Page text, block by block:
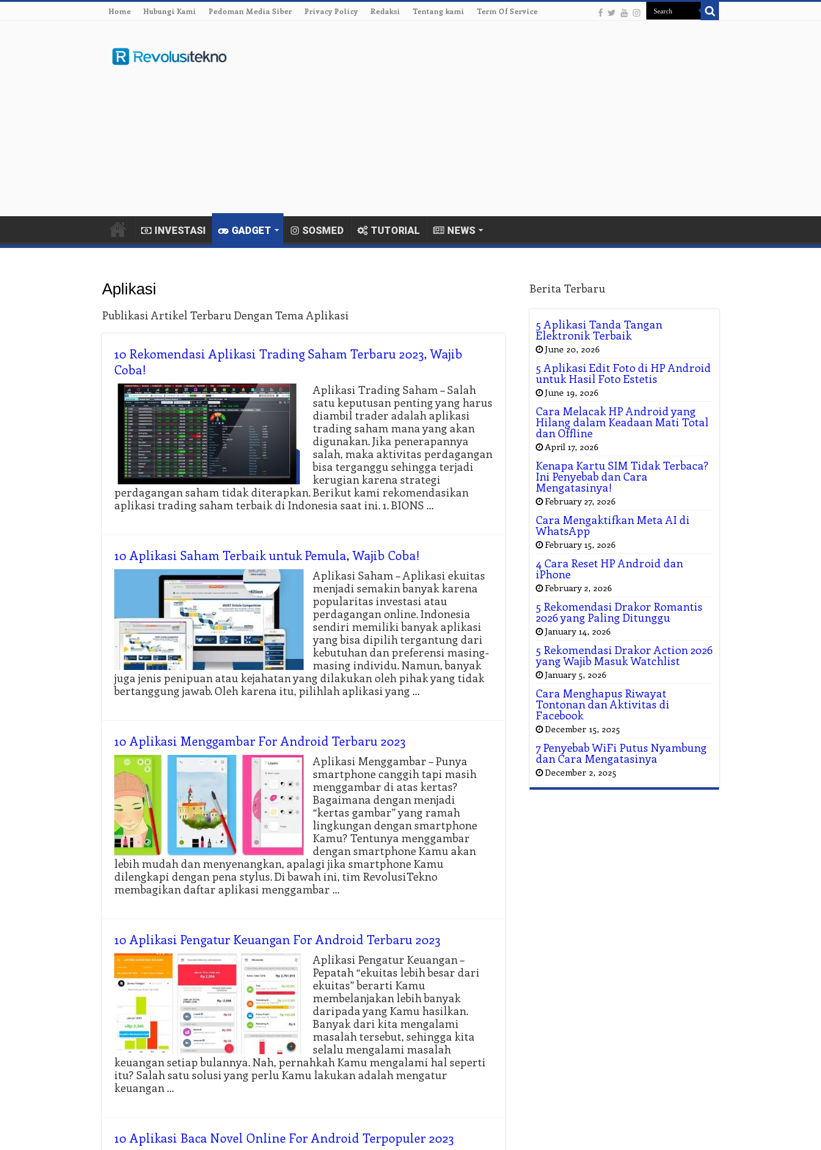
Home Hubungi Kami Pedoman Media Siber Privacy Policy Redaksi Tentang kami Term Of Service
INVESTASI GADGET SOSMED TUTORIAL NEWS
Aplikasi
Publikasi Artikel Terbaru Dengan Tema Aplikasi
10 Rekomendasi Aplikasi Trading Saham Terbaru 2023, Wajib
Coba!
Aplikasi Trading Saham – Salah
satu keputusan penting yang harus
diambil trader adalah aplikasi
trading saham mana yang akan
digunakan. Jika penerapannya
salah, maka aktivitas perdagangan
bisa terganggu sehingga terjadi
kerugian karena strategi
perdagangan saham tidak diterapkan. Berikut kami rekomendasikan
aplikasi trading saham terbaik di Indonesia saat ini. 1. BIONS …
10 Aplikasi Saham Terbaik untuk Pemula, Wajib Coba!
Aplikasi Saham – Aplikasi ekuitas
menjadi semakin banyak karena
popularitas investasi atau
perdagangan online. Indonesia
sendiri memiliki banyak aplikasi
yang bisa dipilih tergantung dari
kebutuhan dan preferensi masing-
masing individu. Namun, banyak
juga jenis penipuan atau kejahatan yang dilakukan oleh pihak yang tidak
bertanggung jawab. Oleh karena itu, pilihlah aplikasi yang …
10 Aplikasi Menggambar For Android Terbaru 2023
Aplikasi Menggambar – Punya
smartphone canggih tapi masih
menggambar di atas kertas?
Bagaimana dengan menjadi
“kertas gambar” yang ramah
lingkungan dengan smartphone
Kamu? Tentunya menggambar
dengan smartphone Kamu akan
lebih mudah dan menyenangkan, apalagi jika smartphone Kamu
dilengkapi dengan pena stylus. Di bawah ini, tim RevolusiTekno
membagikan daftar aplikasi menggambar …
10 Aplikasi Pengatur Keuangan For Android Terbaru 2023
Aplikasi Pengatur Keuangan –
Pepatah “ekuitas lebih besar dari
ekuitas” berarti Kamu
membelanjakan lebih banyak
daripada yang Kamu hasilkan.
Banyak dari kita mengalami
masalah tersebut, sehingga kita
selalu mengalami masalah
keuangan setiap bulannya. Nah, pernahkah Kamu mengalami hal seperti
itu? Salah satu solusi yang perlu Kamu lakukan adalah mengatur
keuangan …
10 Aplikasi Baca Novel Online For Android Terpopuler 2023
Berita Terbaru
5 Aplikasi Tanda Tangan
Elektronik Terbaik
June 20, 2026
5 Aplikasi Edit Foto di HP Android
untuk Hasil Foto Estetis
June 19, 2026
Cara Melacak HP Android yang
Hilang dalam Keadaan Mati Total
dan Offline
April 17, 2026
Kenapa Kartu SIM Tidak Terbaca?
Ini Penyebab dan Cara
Mengatasinya!
February 27, 2026
Cara Mengaktifkan Meta AI di
WhatsApp
February 15, 2026
4 Cara Reset HP Android dan
iPhone
February 2, 2026
5 Rekomendasi Drakor Romantis
2026 yang Paling Ditunggu
January 14, 2026
5 Rekomendasi Drakor Action 2026
yang Wajib Masuk Watchlist
January 5, 2026
Cara Menghapus Riwayat
Tontonan dan Aktivitas di
Facebook
December 15, 2025
7 Penyebab WiFi Putus Nyambung
dan Cara Mengatasinya
December 2, 2025